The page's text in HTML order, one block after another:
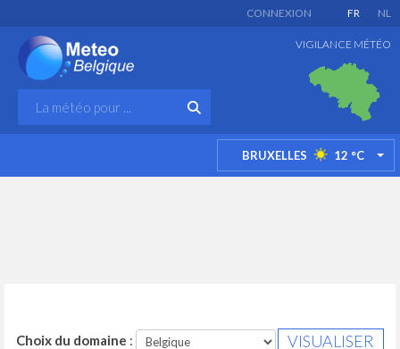
FR NL
CONNEXION
VIGILANCE MÉTÉO
BRUXELLES 12 °C
Choix du domaine :